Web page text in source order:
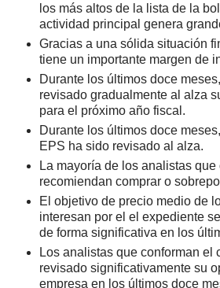
los más altos de la lista de la
actividad principal genera
Gracias a una sólida situación
tiene un importante margen de
Durante los últimos doce
revisado gradualmente al alza
para el próximo año fiscal.
Durante los últimos doce
EPS ha sido revisado al alza.
La mayoría de los analistas
recomiendan comprar o
El objetivo de precio medio de
interesan por el el expediente
de forma significativa en los
Los analistas que conforman el
revisado significativamente su
empresa en los últimos doce